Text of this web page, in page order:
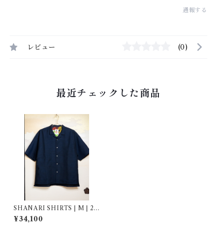
通報する
レビュー (0)
最近チェックした商品
SHANARI SHIRTS | M | 26
4054
¥34,100